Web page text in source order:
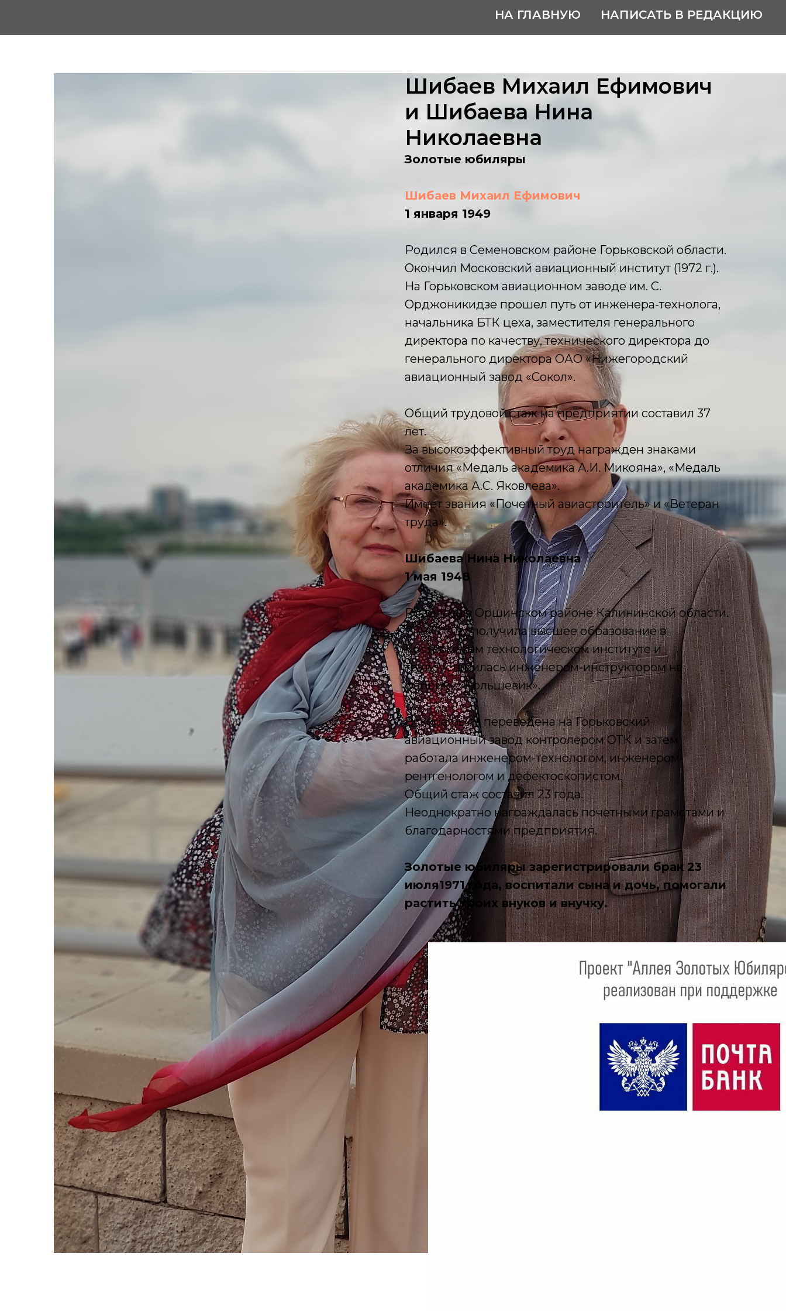
НА ГЛАВНУЮ НАПИСАТЬ В РЕДАКЦИЮ
Шибаев Михаил Ефимович
и Шибаева Нина
Николаевна
Золотые юбиляры
Шибаев Михаил Ефимович
1 января 1949
Родился в Семеновском районе Горьковской области.
Окончил Московский авиационный институт (1972 г.).
На Горьковском авиационном заводе им. С.
Орджоникидзе прошел путь от инженера-технолога,
начальника БТК цеха, заместителя генерального
директора по качеству, технического директора до
генерального директора ОАО «Нижегородский
авиационный завод «Сокол».
Общий трудовой стаж на предприятии составил 37
лет.
За высокоэффективный труд награжден знаками
отличия «Медаль академика А.И. Микояна», «Медаль
академика А.С. Яковлева».
Имеет звания «Почетный авиастроитель» и «Ветеран
труда».
Шибаева Нина Николаевна
1 мая 1948
Родилась в Оршинском районе Калининской области.
В 1971 году получила высшее образование в
Костромском технологическом институте и
трудоустроилась инженером-инструктором на
фабрику «Большевик».
Вскоре была переведена на Горьковский
авиационный завод контролером ОТК и затем
работала инженером-технологом, инженером-
рентгенологом и дефектоскопистом.
Общий стаж составил 23 года.
Неоднократно награждалась почетными грамотами и
благодарностями предприятия.
Золотые юбиляры зарегистрировали брак 23
июля1971 года, воспитали сына и дочь, помогали
растить троих внуков и внучку.